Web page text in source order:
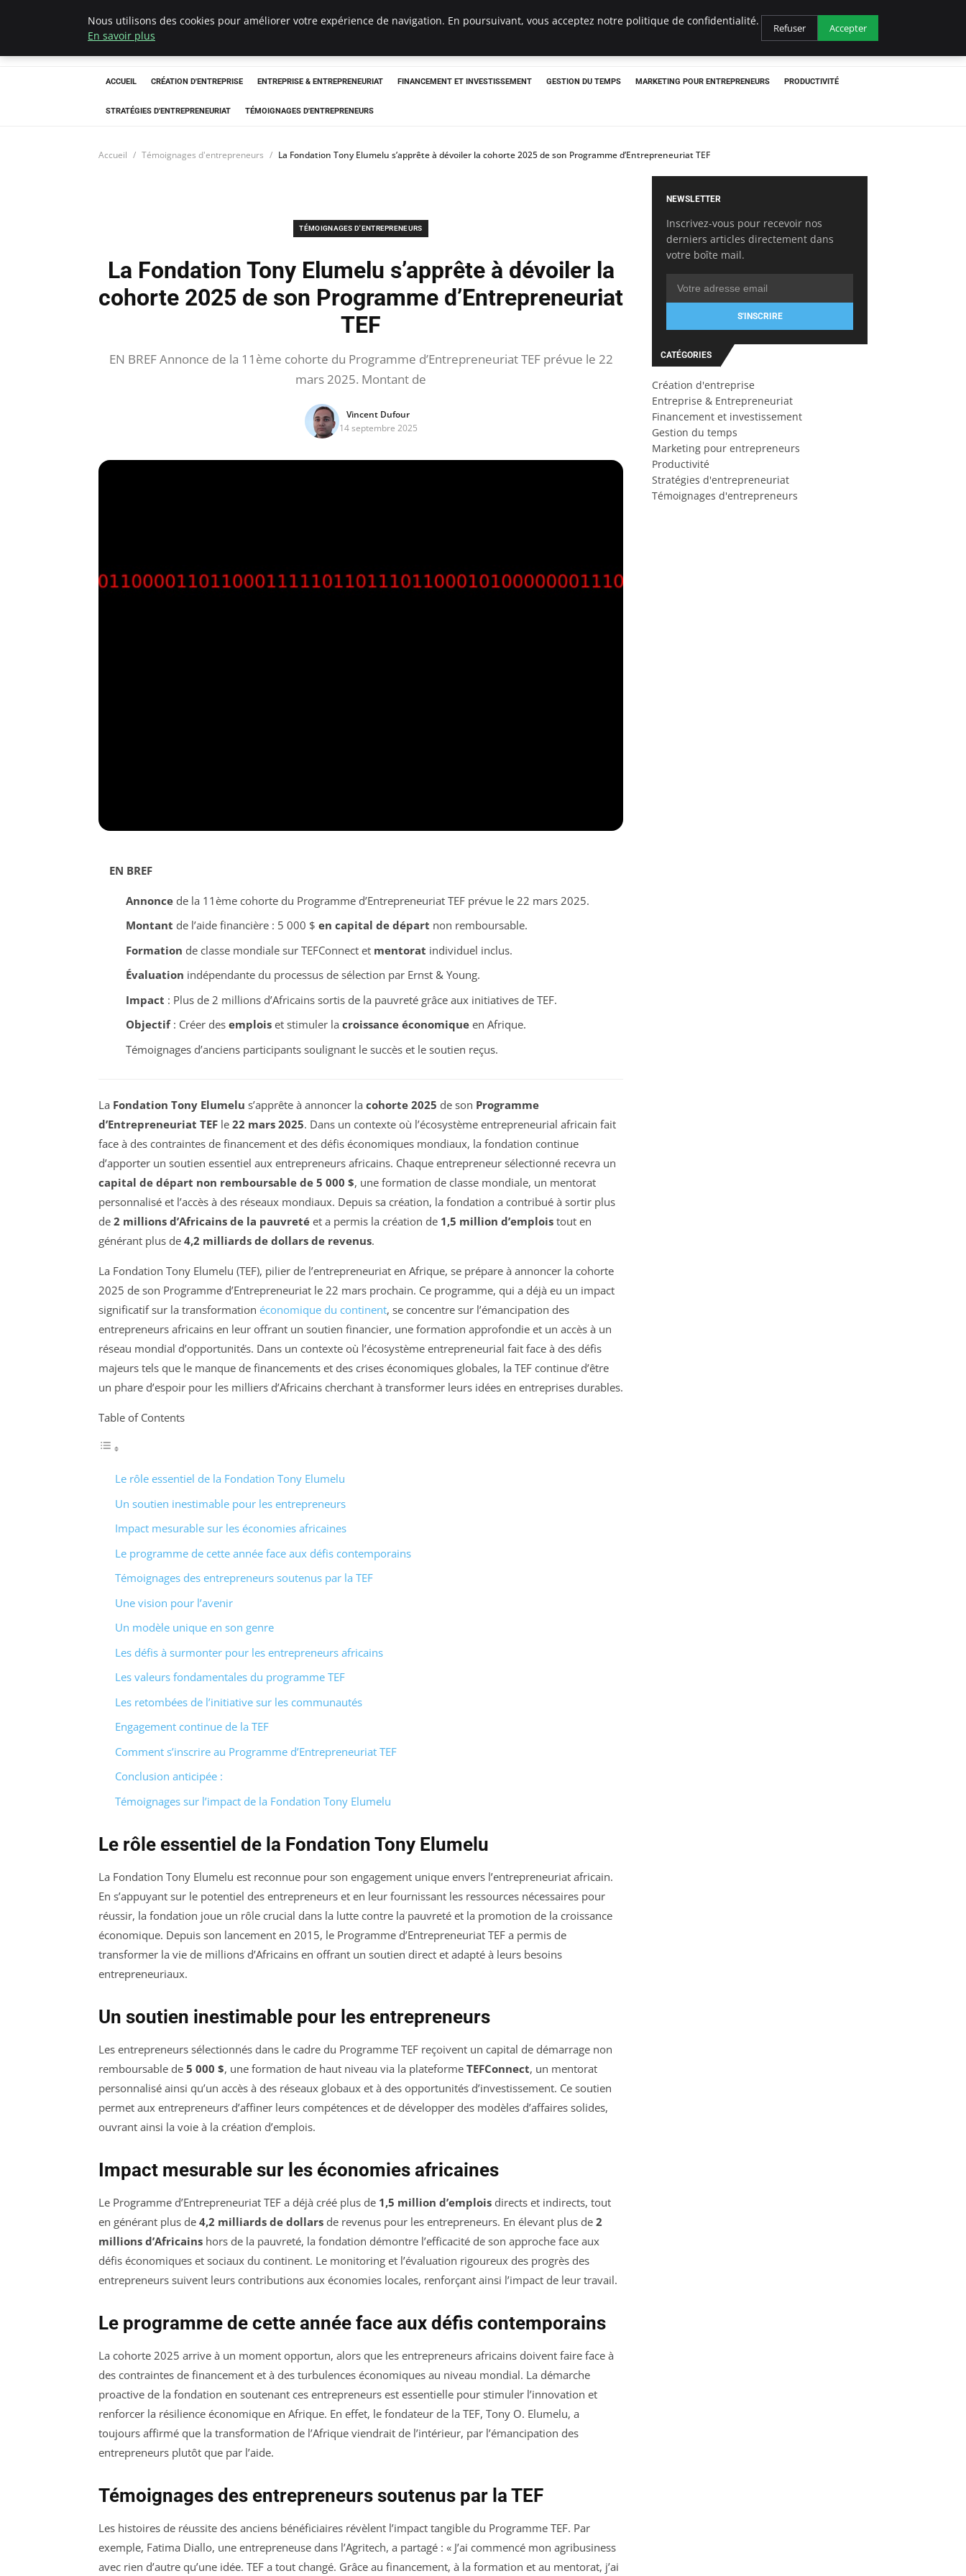
LECFCM
ACCUEIL CRÉATION D'ENTREPRISE ENTREPRISE & ENTREPRENEURIAT FINANCEMENT ET INVESTISSEMENT GESTION DU TEMPS MARKETING POUR ENTREPRENEURS PRODUCTIVITÉ
STRATÉGIES D'ENTREPRENEURIAT TÉMOIGNAGES D'ENTREPRENEURS
Accueil Témoignages d'entrepreneurs La Fondation Tony Elumelu s’apprête à dévoiler la cohorte 2025 de son Programme d’Entrepreneuriat TEF
TÉMOIGNAGES D'ENTREPRENEURS
La Fondation Tony Elumelu s’apprête à dévoiler la
cohorte 2025 de son Programme d’Entrepreneuriat
TEF
EN BREF Annonce de la 11ème cohorte du Programme d’Entrepreneuriat TEF prévue le 22
mars 2025. Montant de
Vincent Dufour
14 septembre 2025
EN BREF
Annoncede la 11ème cohorte du Programme d’Entrepreneuriat TEF prévue le 22 mars 2025.
Montant de l’aide financière : 5 000 $ en capital de départ non remboursable.
Formation de classe mondiale sur TEFConnect et mentorat individuel inclus.
Évaluation indépendante du processus de sélection par Ernst & Young.
Impact : Plus de 2 millions d’Africains sortis de la pauvreté grâce aux initiatives de TEF.
Objectif: Créer des emploiset stimuler la croissance économiqueen Afrique.
Témoignages d’anciens participants soulignant le succès et le soutien reçus.
La Fondation Tony Elumelu s’apprête à annoncer la cohorte 2025 de son Programme
d’Entrepreneuriat TEF le 22 mars 2025. Dans un contexte où l’écosystème entrepreneurial africain fait
face à des contraintes de financement et des défis économiques mondiaux, la fondation continue
d’apporter un soutien essentiel aux entrepreneurs africains. Chaque entrepreneur sélectionné recevra un
capital de départ non remboursable de 5 000 $, une formation de classe mondiale, un mentorat
personnalisé et l’accès à des réseaux mondiaux. Depuis sa création, la fondation a contribué à sortir plus
de 2 millions d’Africains de la pauvreté et a permis la création de 1,5 million d’emplois tout en
générant plus de 4,2 milliards de dollars de revenus.
La Fondation Tony Elumelu (TEF), pilier de l’entrepreneuriat en Afrique, se prépare à annoncer la cohorte
2025 de son Programme d’Entrepreneuriat le 22 mars prochain. Ce programme, qui a déjà eu un impact
significatif sur la transformation économique du continent, se concentre sur l’émancipation des
entrepreneurs africains en leur offrant un soutien financier, une formation approfondie et un accès à un
réseau mondial d’opportunités. Dans un contexte où l’écosystème entrepreneurial fait face à des défis
majeurs tels que le manque de financements et des crises économiques globales, la TEF continue d’être
un phare d’espoir pour les milliers d’Africains cherchant à transformer leurs idées en entreprises durables.
Table of Contents
Le rôle essentiel de la Fondation Tony Elumelu
Un soutien inestimable pour les entrepreneurs
Impact mesurable sur les économies africaines
Le programme de cette année face aux défis contemporains
Témoignages des entrepreneurs soutenus par la TEF
Une vision pour l’avenir
Un modèle unique en son genre
Les défis à surmonter pour les entrepreneurs africains
Les valeurs fondamentales du programme TEF
Les retombées de l’initiative sur les communautés
Engagement continue de la TEF
Comment s’inscrire au Programme d’Entrepreneuriat TEF
Conclusion anticipée :
Témoignages sur l’impact de la Fondation Tony Elumelu
Le rôle essentiel de la Fondation Tony Elumelu
La Fondation Tony Elumelu est reconnue pour son engagement unique envers l’entrepreneuriat africain.
En s’appuyant sur le potentiel des entrepreneurs et en leur fournissant les ressources nécessaires pour
réussir, la fondation joue un rôle crucial dans la lutte contre la pauvreté et la promotion de la croissance
économique. Depuis son lancement en 2015, le Programme d’Entrepreneuriat TEF a permis de
transformer la vie de millions d’Africains en offrant un soutien direct et adapté à leurs besoins
entrepreneuriaux.
Un soutien inestimable pour les entrepreneurs
Les entrepreneurs sélectionnés dans le cadre du Programme TEF reçoivent un capital de démarrage non
remboursable de 5 000 $, une formation de haut niveau via la plateforme TEFConnect, un mentorat
personnalisé ainsi qu’un accès à des réseaux globaux et à des opportunités d’investissement. Ce soutien
permet aux entrepreneurs d’affiner leurs compétences et de développer des modèles d’affaires solides,
ouvrant ainsi la voie à la création d’emplois.
Impact mesurable sur les économies africaines
Le Programme d’Entrepreneuriat TEF a déjà créé plus de 1,5 million d’emplois directs et indirects, tout
en générant plus de 4,2 milliards de dollars de revenus pour les entrepreneurs. En élevant plus de 2
millions d’Africains hors de la pauvreté, la fondation démontre l’efficacité de son approche face aux
défis économiques et sociaux du continent. Le monitoring et l’évaluation rigoureux des progrès des
entrepreneurs suivent leurs contributions aux économies locales, renforçant ainsi l’impact de leur travail.
Le programme de cette année face aux défis contemporains
La cohorte 2025 arrive à un moment opportun, alors que les entrepreneurs africains doivent faire face à
des contraintes de financement et à des turbulences économiques au niveau mondial. La démarche
proactive de la fondation en soutenant ces entrepreneurs est essentielle pour stimuler l’innovation et
renforcer la résilience économique en Afrique. En effet, le fondateur de la TEF, Tony O. Elumelu, a
toujours affirmé que la transformation de l’Afrique viendrait de l’intérieur, par l’émancipation des
entrepreneurs plutôt que par l’aide.
Témoignages des entrepreneurs soutenus par la TEF
Les histoires de réussite des anciens bénéficiaires révèlent l’impact tangible du Programme TEF. Par
exemple, Fatima Diallo, une entrepreneuse dans l’Agritech, a partagé : « J’ai commencé mon agribusiness
avec rien d’autre qu’une idée. TEF a tout changé. Grâce au financement, à la formation et au mentorat, j’ai
NEWSLETTER
Inscrivez-vous pour recevoir nos
derniers articles directement dans
votre boîte mail.
S'INSCRIRE
CATÉGORIES
Création d'entreprise
Entreprise & Entrepreneuriat
Financement et investissement
Gestion du temps
Marketing pour entrepreneurs
Productivité
Stratégies d'entrepreneuriat
Témoignages d'entrepreneurs
Nous utilisons des cookies pour améliorer votre expérience de navigation. En poursuivant, vous acceptez notre politique de confidentialité.
En savoir plus
Refuser Accepter